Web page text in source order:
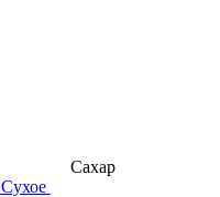
Сахар
Сухое